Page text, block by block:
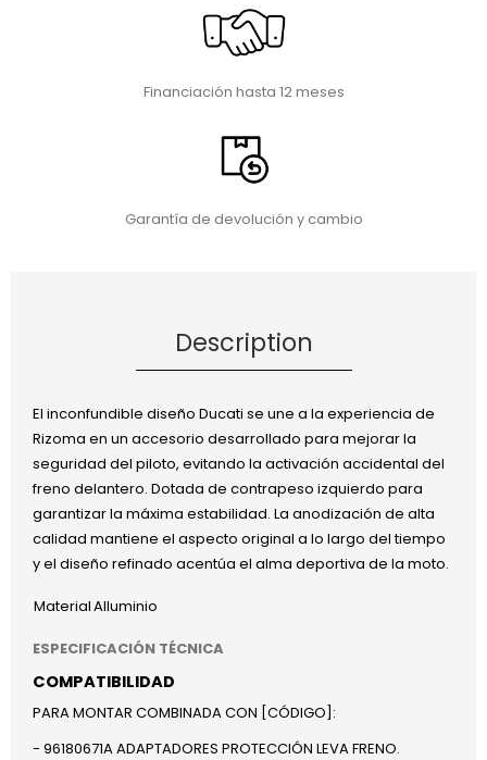
Financiación hasta 12 meses
Garantía de devolución y cambio
Description
El inconfundible diseño Ducati se une a la experiencia de
Rizoma en un accesorio desarrollado para mejorar la
seguridad del piloto, evitando la activación accidental del
freno delantero. Dotada de contrapeso izquierdo para
garantizar la máxima estabilidad. La anodización de alta
calidad mantiene el aspecto original a lo largo del tiempo
y el diseño refinado acentúa el alma deportiva de la moto.
MaterialAlluminio
ESPECIFICACIÓN TÉCNICA
COMPATIBILIDAD
PARA MONTAR COMBINADA CON [CÓDIGO]:
- 96180671A ADAPTADORES PROTECCIÓN LEVA FRENO.